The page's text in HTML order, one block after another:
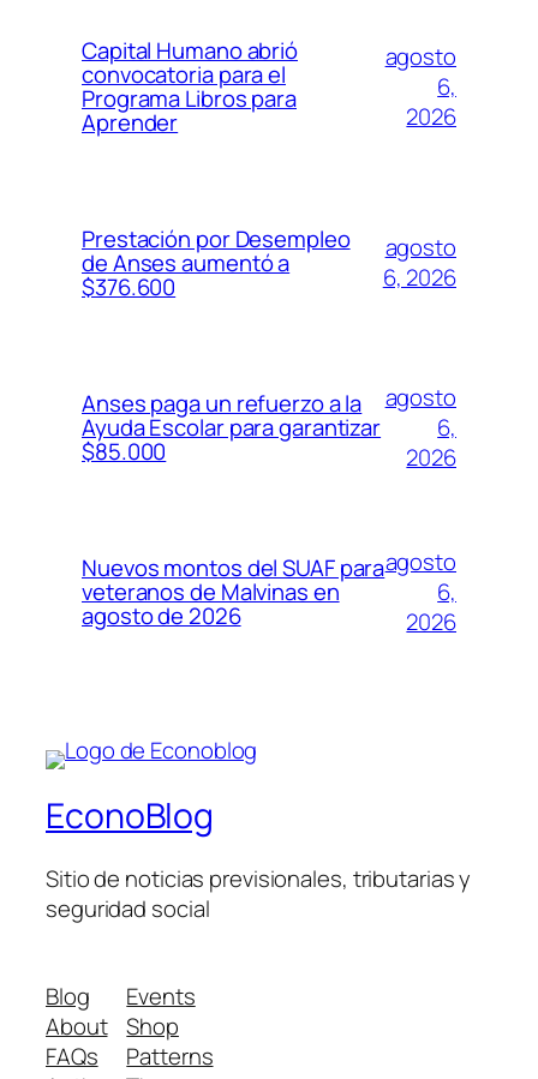
Capital Humano abrió
convocatoria para el
Programa Libros para
Aprender
agosto
6,
2026
Prestación por Desempleo
de Anses aumentó a
$376.600
agosto
6, 2026
Anses paga un refuerzo a la
Ayuda Escolar para garantizar
$85.000
agosto
6,
2026
Nuevos montos del SUAF para
veteranos de Malvinas en
agosto de 2026
agosto
6,
2026
EconoBlog
Sitio de noticias previsionales, tributarias y
seguridad social
Blog
About
FAQs
Events
Shop
Patterns